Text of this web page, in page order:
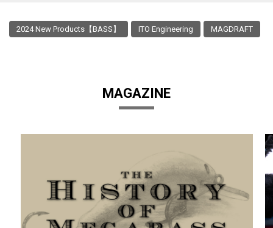
2024 New Products【BASS】 ITO Engineering MAGDRAFT
MAGAZINE